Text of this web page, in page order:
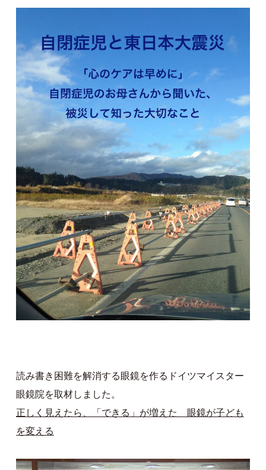
読み書き困難を解消する眼鏡を作るドイツマイスター
眼鏡院を取材しました。
正しく見えたら、「できる」が増えた 眼鏡が子ども
を変える